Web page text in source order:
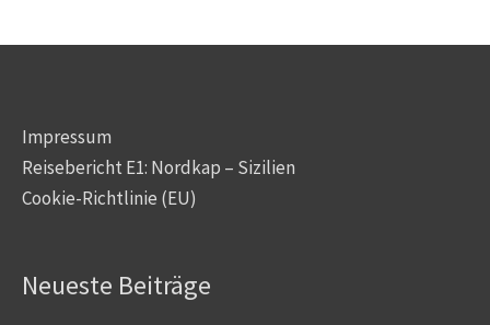
Impressum
Reisebericht E1: Nordkap – Sizilien
Cookie-Richtlinie (EU)
Neueste Beiträge